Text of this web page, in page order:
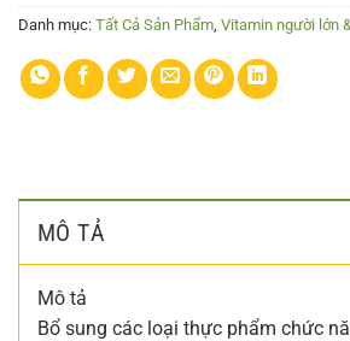
Danh mục: Tất Cả Sản Phẩm, Vitamin người lớn
MÔ TẢ
Mô tả
Bổ sung các loại thực phẩm chức